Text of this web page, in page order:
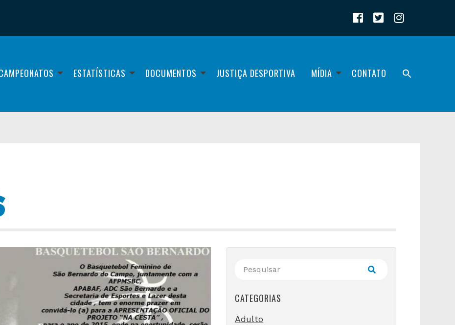
ESTATÍSTICAS DOCUMENTOS JUSTIÇA DESPORTIVA MÍDIA CONTATO
CATEGORIAS
Adulto